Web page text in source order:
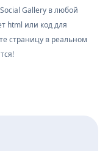
Gallery в любой
html или код для
страницу в реальном